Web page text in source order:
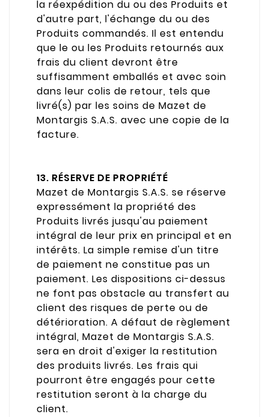
la réexpédition du ou des Produits et
d'autre part, l'échange du ou des
Produits commandés. Il est entendu
que le ou les Produits retournés aux
frais du client devront être
suffisamment emballés et avec soin
dans leur colis de retour, tels que
livré(s) par les soins de Mazet de
Montargis S.A.S. avec une copie de la
facture.
13. RÉSERVE DE PROPRIÉTÉ
Mazet de Montargis S.A.S. se réserve
expressément la propriété des
Produits livrés jusqu'au paiement
intégral de leur prix en principal et en
intérêts. La simple remise d'un titre
de paiement ne constitue pas un
paiement. Les dispositions ci-dessus
ne font pas obstacle au transfert au
client des risques de perte ou de
détérioration. A défaut de règlement
intégral, Mazet de Montargis S.A.S.
sera en droit d'exiger la restitution
des produits livrés. Les frais qui
pourront être engagés pour cette
restitution seront à la charge du
client.